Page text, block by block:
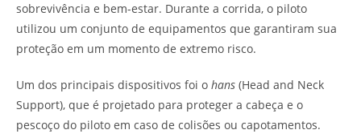
sobrevivência e bem-estar. Durante a corrida, o piloto
utilizou um conjunto de equipamentos que garantiram sua
proteção em um momento de extremo risco.
Um dos principais dispositivos foi o hans (Head and Neck
Support), que é projetado para proteger a cabeça e o
pescoço do piloto em caso de colisões ou capotamentos.